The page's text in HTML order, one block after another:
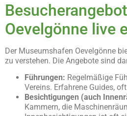
Oevelgönne live
Der Museumshafen Oevelgönne
zu verstehen. Die Angebote sind
Führungen: Regelmäßige
Vereins. Erfahrene Guides,
Besichtigungen (auch
Kammern, die